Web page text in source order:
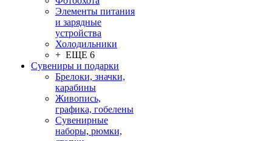
Элементы питания
и зарядные
устройства
Холодильники
+ ЕЩЕ 6
Сувениры и подарки
Брелоки, значки,
карабины
Живопись,
графика, гобелены
Сувенирные
наборы, рюмки,